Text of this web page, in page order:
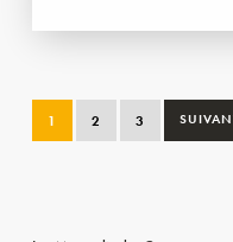
1 2 3